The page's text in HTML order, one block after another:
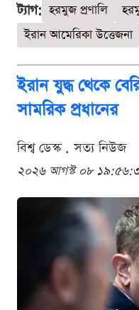
ট্যাগ: হরমুজ প্রণালি
ইরান আমেরিকা উত্তেজনা
ইরান যুদ্ধ থেকে
সামরিক প্রধানের
বিশ্ব ডেস্ক . সত্য নিউজ
২০২৬ আগস্ট ০৮